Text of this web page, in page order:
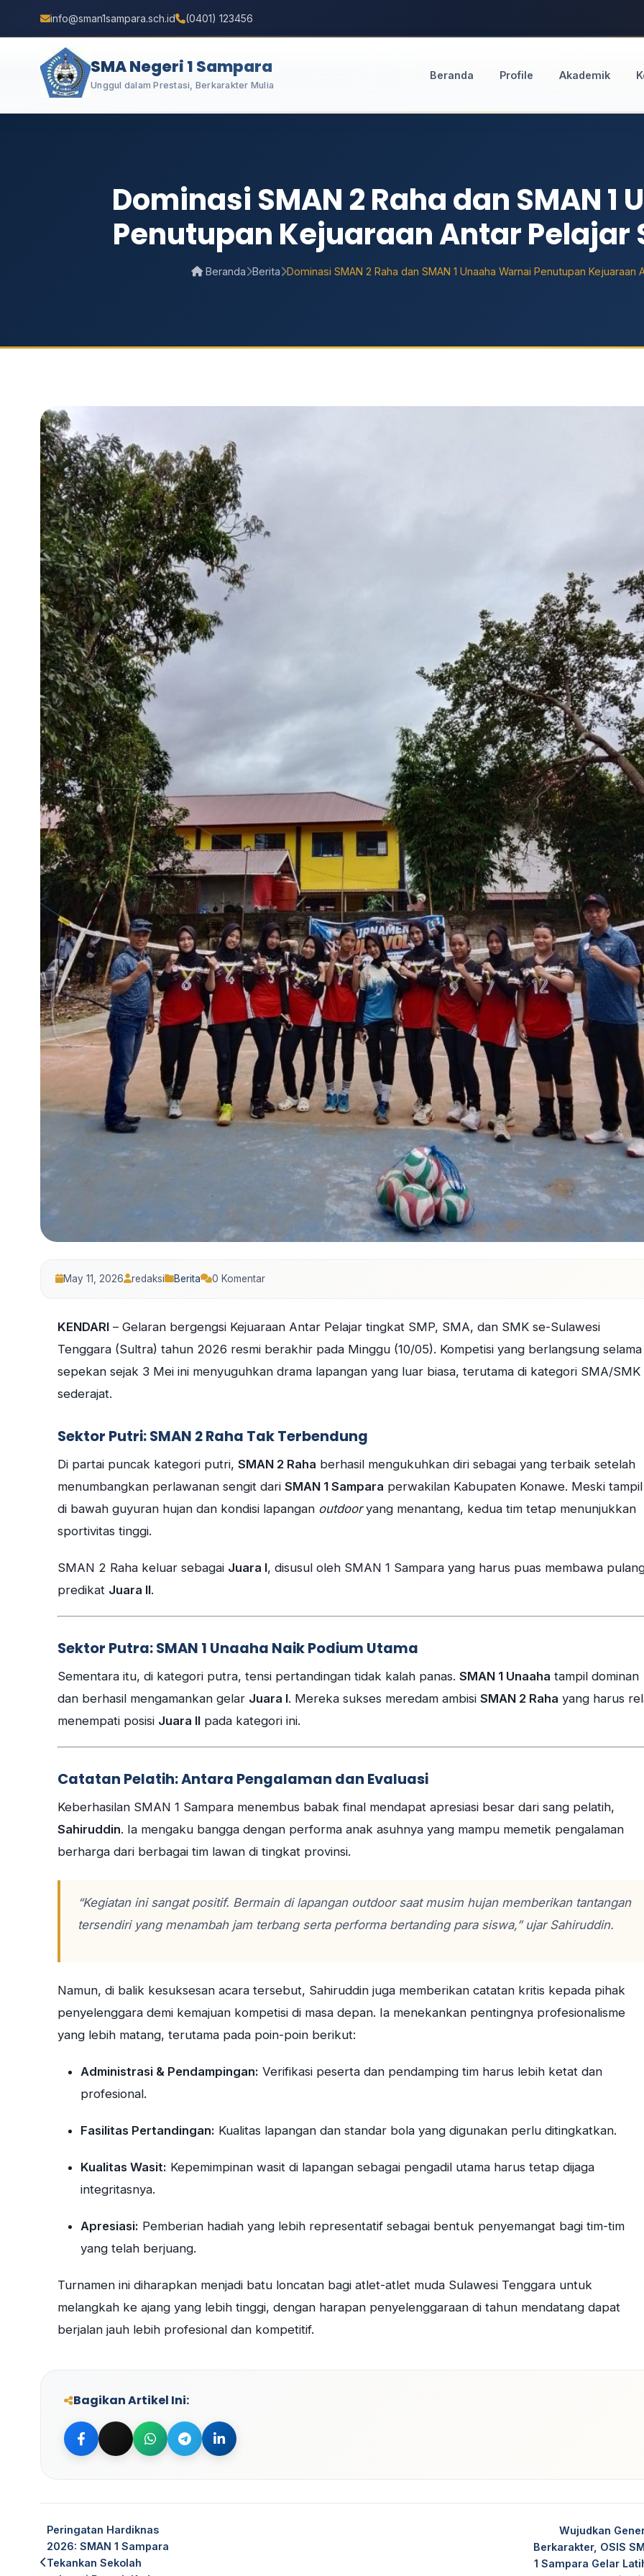
info@sman1sampara.sch.id (0401) 123456
SMA Negeri 1 Sampara
Unggul dalam Prestasi, Berkarakter Mulia
Beranda Profile Akademik
Dominasi SMAN 2 Raha dan SMAN 1
Penutupan Kejuaraan Antar Pelajar
Beranda Berita Dominasi SMAN 2 Raha dan SMAN 1 Unaaha Warnai Penutupan
May 11, 2026 redaksi Berita 0 Komentar
KENDARI – Gelaran bergengsi Kejuaraan Antar Pelajar tingkat SMP, SMA, dan SMK se-Sulawesi
Tenggara (Sultra) tahun 2026 resmi berakhir pada Minggu (10/05). Kompetisi yang berlangsung selama
sepekan sejak 3 Mei ini menyuguhkan drama lapangan yang luar biasa, terutama di kategori SMA/SMK
sederajat.
Sektor Putri: SMAN 2 Raha Tak Terbendung
Di partai puncak kategori putri, SMAN 2 Raha berhasil mengukuhkan diri sebagai yang terbaik setelah
menumbangkan perlawanan sengit dari SMAN 1 Sampara perwakilan Kabupaten Konawe. Meski tampil
di bawah guyuran hujan dan kondisi lapangan outdooryang menantang, kedua tim tetap menunjukkan
sportivitas tinggi.
SMAN 2 Raha keluar sebagai Juara I, disusul oleh SMAN 1 Sampara yang harus puas membawa
predikat Juara II.
Sektor Putra: SMAN 1 Unaaha Naik Podium Utama
Sementara itu, di kategori putra, tensi pertandingan tidak kalah panas. SMAN 1 Unaaha tampil dominan
dan berhasil mengamankan gelar Juara I. Mereka sukses meredam ambisi SMAN 2 Raha yang harus
menempati posisi Juara II pada kategori ini.
Catatan Pelatih: Antara Pengalaman dan Evaluasi
Keberhasilan SMAN 1 Sampara menembus babak final mendapat apresiasi besar dari sang pelatih,
Sahiruddin. Ia mengaku bangga dengan performa anak asuhnya yang mampu memetik pengalaman
berharga dari berbagai tim lawan di tingkat provinsi.
“Kegiatan ini sangat positif. Bermain di lapangan outdoorsaat musim hujan memberikan tantangan
tersendiri yang menambah jam terbang serta performa bertanding para siswa,” ujar Sahiruddin.
Namun, di balik kesuksesan acara tersebut, Sahiruddin juga memberikan catatan kritis kepada pihak
penyelenggara demi kemajuan kompetisi di masa depan. Ia menekankan pentingnya profesionalisme
yang lebih matang, terutama pada poin-poin berikut:
Administrasi & Pendampingan: Verifikasi peserta dan pendamping tim harus lebih ketat dan
profesional.
Fasilitas Pertandingan: Kualitas lapangan dan standar bola yang digunakan perlu ditingkatkan.
Kualitas Wasit: Kepemimpinan wasit di lapangan sebagai pengadil utama harus tetap dijaga
integritasnya.
Apresiasi: Pemberian hadiah yang lebih representatif sebagai bentuk penyemangat bagi tim-tim
yang telah berjuang.
Turnamen ini diharapkan menjadi batu loncatan bagi atlet-atlet muda Sulawesi Tenggara untuk
melangkah ke ajang yang lebih tinggi, dengan harapan penyelenggaraan di tahun mendatang dapat
berjalan jauh lebih profesional dan kompetitif.
Bagikan Artikel Ini:
Bagikan ke Facebook
Bagikan ke Twitter
Bagikan ke WhatsApp
Bagikan ke Telegram
Bagikan ke LinkedIn
Peringatan Hardiknas
2026: SMAN 1 Sampara
Tekankan Sekolah
Wujudkan
Berkarakter, OSIS
1 Sampara Gelar